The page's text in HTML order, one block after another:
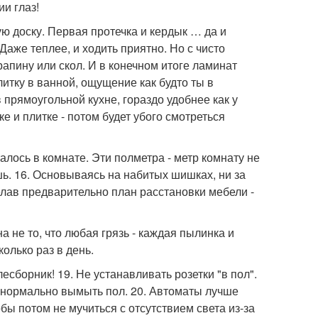
глаз!
доску. Первая протечка и кердык … да и
теплее, и ходить приятно. Но с чисто
или скол. И в конечном итоге ламинат
в ванной, ощущение как будто ты в
кухне, гораздо удобнее как у
и плитке - потом будет убого смотреться
в комнате. Эти полметра - метр комнату не
16. Основываясь на набитых шишках, ни за
предварительно план расстановки мебели -
не то, что любая грязь - каждая пылинка и
раз в день.
19. Не устанавливать розетки "в пол".
вымыть пол. 20. Автоматы лучше
потом не мучиться с отсутствием света из-за